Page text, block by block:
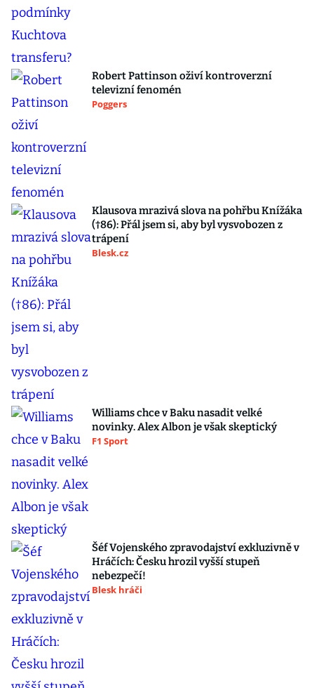
Robert Pattinson oživí kontroverzní
televizní fenomén
Poggers
Klausova mrazivá slova na pohřbu Knížáka
(†86): Přál jsem si, aby byl vysvobozen z
trápení
Blesk.cz
Williams chce v Baku nasadit velké
novinky. Alex Albon je však skeptický
F1 Sport
Šéf Vojenského zpravodajství exkluzivně v
Hráčích: Česku hrozil vyšší stupeň
nebezpečí!
Blesk hráči